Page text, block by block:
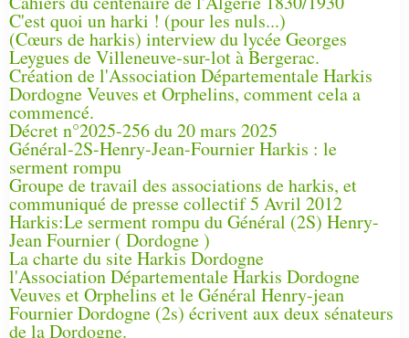
C'est quoi un harki ! (pour les nuls...)
(Cœurs de harkis) interview du lycée Georges
Leygues de Villeneuve-sur-lot à Bergerac.
Création de l'Association Départementale Harkis
Dordogne Veuves et Orphelins, comment cela a
commencé.
Décret n°2025-256 du 20 mars 2025
Général-2S-Henry-Jean-Fournier Harkis : le
serment rompu
Groupe de travail des associations de harkis, et
communiqué de presse collectif 5 Avril 2012
Harkis:Le serment rompu du Général (2S) Henry-
Jean Fournier ( Dordogne )
La charte du site Harkis Dordogne
l'Association Départementale Harkis Dordogne
Veuves et Orphelins et le Général Henry-jean
Fournier Dordogne (2s) écrivent aux deux sénateurs
de la Dordogne.